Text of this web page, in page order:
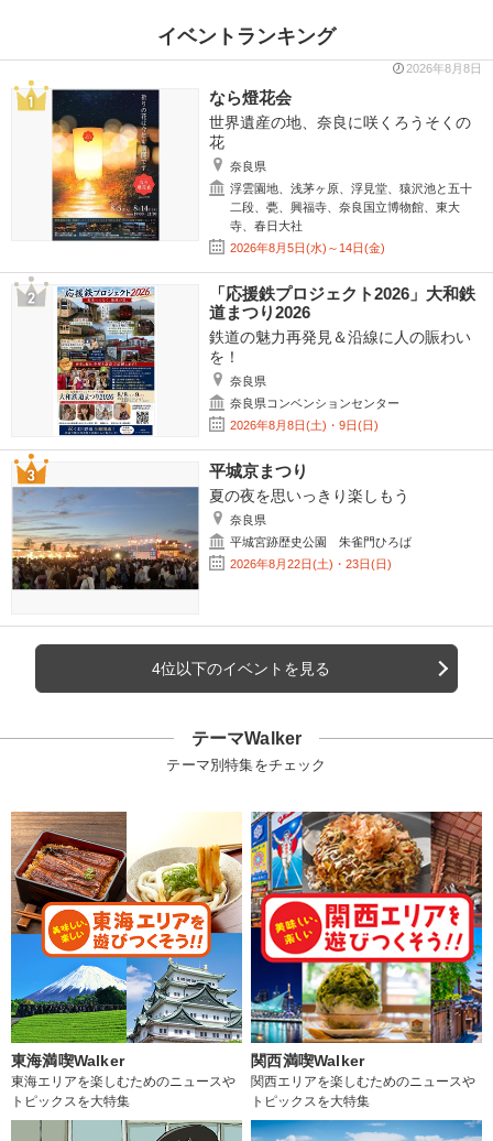
イベントランキング
2026年8月8日
なら燈花会
世界遺産の地、奈良に咲くろうそくの
花
奈良県
浮雲園地、浅茅ヶ原、浮見堂、猿沢池と五十
二段、甍、興福寺、奈良国立博物館、東大
寺、春日大社
2026年8月5日(水)～14日(金)
「応援鉄プロジェクト2026」大和鉄
道まつり2026
鉄道の魅力再発見＆沿線に人の賑わい
を！
奈良県
奈良県コンベンションセンター
2026年8月8日(土)・9日(日)
平城京まつり
夏の夜を思いっきり楽しもう
奈良県
平城宮跡歴史公園 朱雀門ひろば
2026年8月22日(土)・23日(日)
4位以下のイベントを見る
テーマWalker
テーマ別特集をチェック
東海満喫Walker
東海エリアを楽しむためのニュースや
トピックスを大特集
関西満喫Walker
関西エリアを楽しむためのニュースや
トピックスを大特集